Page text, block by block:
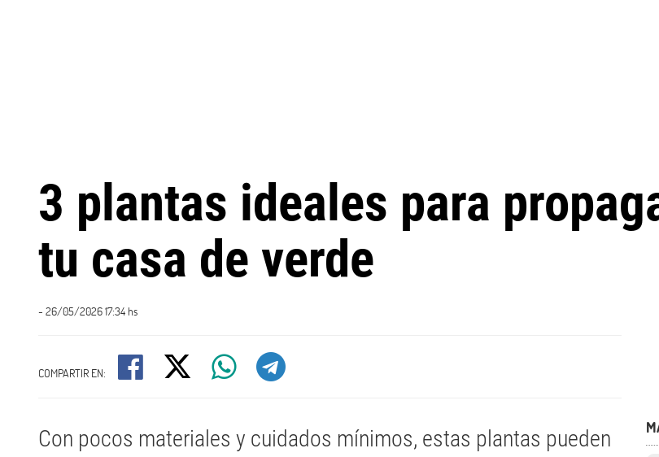
3 plantas ideales para
tu casa de verde
- 26/05/2026 17:34 hs
COMPARTIR EN:
Con pocos materiales y cuidados mínimos, estas plantas pueden